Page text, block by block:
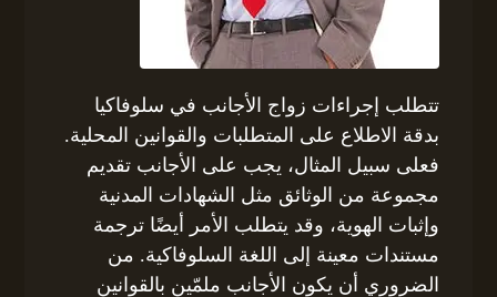
تتطلب إجراءات زواج الأجانب في سلوفاكيا
بدقة الاطلاع على المتطلبات والقوانين المحلية.
فعلى سبيل المثال، يجب على الأجانب تقديم
مجموعة من الوثائق مثل الشهادات المدنية
وإثبات الهوية، وقد يتطلب الأمر أيضًا ترجمة
مستندات معينة إلى اللغة السلوفاكية. من
الضروري أن يكون الأجانب ملمّين بالقوانين